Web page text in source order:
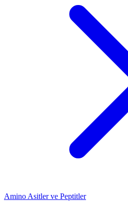
Amino Asitler ve Peptitler